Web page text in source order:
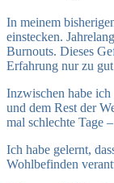
In meinem
einstecken.
Burnouts. Dieses
Erfahrung nur zu
Inzwischen habe
und dem Rest der
mal schlechte Tage
Ich habe gelernt,
Wohlbefinden